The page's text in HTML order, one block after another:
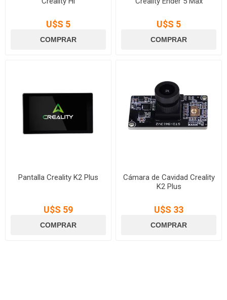
U$S 5 U$S 5
Pantalla Creality K2 Plus
U$S 59
Cámara de Cavidad Creality
K2 Plus
U$S 33